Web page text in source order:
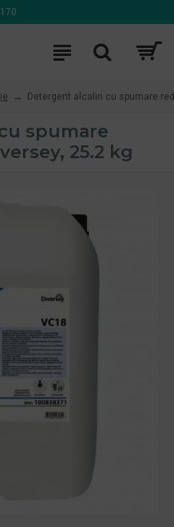
Detergent alcalin cu spumare
spumare
25.2 kg